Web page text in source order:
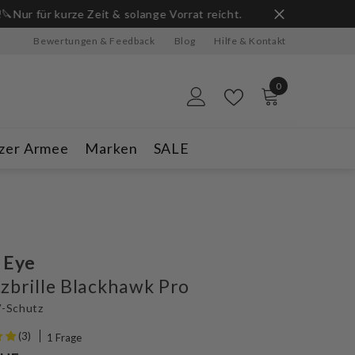
Vorrat reicht.
Bewertungen & Feedback Blog Hilfe & Kontakt
0
0
Armee Marken SALE
Blackhawk Pro
Schutz
(3) 1 Frage